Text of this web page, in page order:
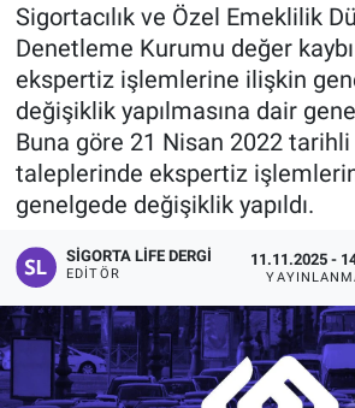
Sigortacılık ve Özel Emeklilik
Denetleme Kurumu değer
ekspertiz işlemlerine ilişkin
değişiklik yapılmasına dair
Buna göre 21 Nisan 2022 tarihli
taleplerinde ekspertiz
genelgede değişiklik yapıldı.
SIGORTA LIFE DERGI
EDITÖR
11.11.2025 -
Tüm Manşetler
Son Dakika Haberleri
Haber Arşivi